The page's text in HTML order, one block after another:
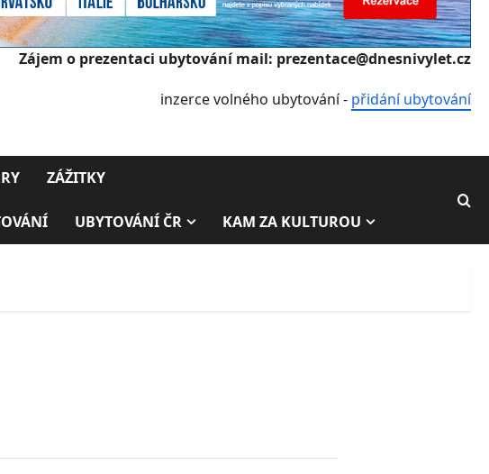
Zájem o prezentaci ubytování mail: prezentace@dnesnivylet.cz
inzerce volného ubytování - přidání ubytování
ZÁŽITKY
UBYTOVÁNÍ ČR KAM ZA KULTUROU